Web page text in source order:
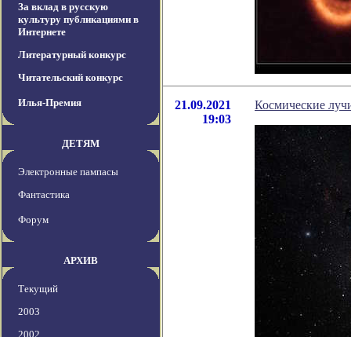
За вклад в русскую
культуру публикациями в
Интернете
Литературный конкурс
Читательский конкурс
Илья-Премия
ДЕТЯМ
Электронные пампасы
Фантастика
Форум
АРХИВ
Текущий
2003
2002
21.09.2021
19:03
Космические